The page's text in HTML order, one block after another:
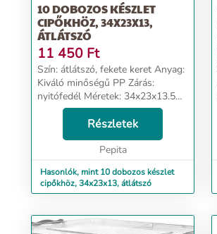
10 DOBOZOS KÉSZLET
CIPŐKHÖZ, 34X23X13,
ÁTLÁTSZÓ
11 450 Ft
Szín: átlátszó, fekete keret Anyag:
Kiváló minőségű PP Zárás:
nyitófedél Méretek: 34x23x13.5
minőségű műanyagból készül,
amely lehetővé teszi, hogy
megfelelően kezelje a sz...
Részletek
Pepita
Hasonlók, mint 10 dobozos készlet
cipőkhöz, 34x23x13, átlátszó